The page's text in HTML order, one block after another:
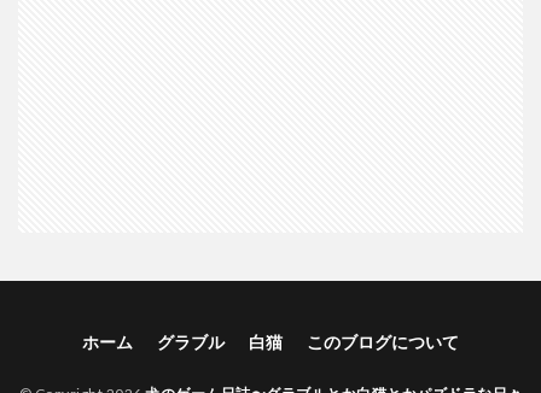
ホーム グラブル 白猫 このブログについて